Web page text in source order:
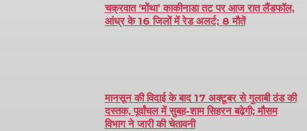
चक्रवात ‘मोंथा’ काकीनाडा तट पर आज रात लैंडफॉल,
आंध्र के 16 जिलों में रेड अलर्ट; 8 मौतें
मानसून की विदाई के बाद 17 अक्टूबर से गुलाबी ठंड की
दस्तक, पूर्वांचल में सुबह-शाम सिहरन बढ़ेगी; मौसम
विभाग ने जारी की चेतावनी